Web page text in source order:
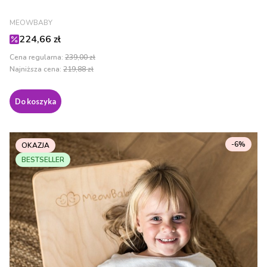
PRODUCENT
MEOWBABY
Cena promocyjna
224,66 zł
Cena regularna: 239,00 zł
Najniższa cena: 219,88 zł
Do koszyka
OKAZJA
BESTSELLER
-6%